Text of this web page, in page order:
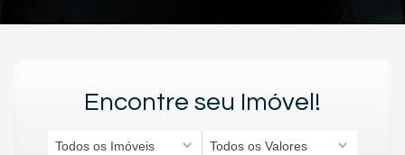
Encontre seu Imóvel!
Todos os Imóveis Todos os Valores